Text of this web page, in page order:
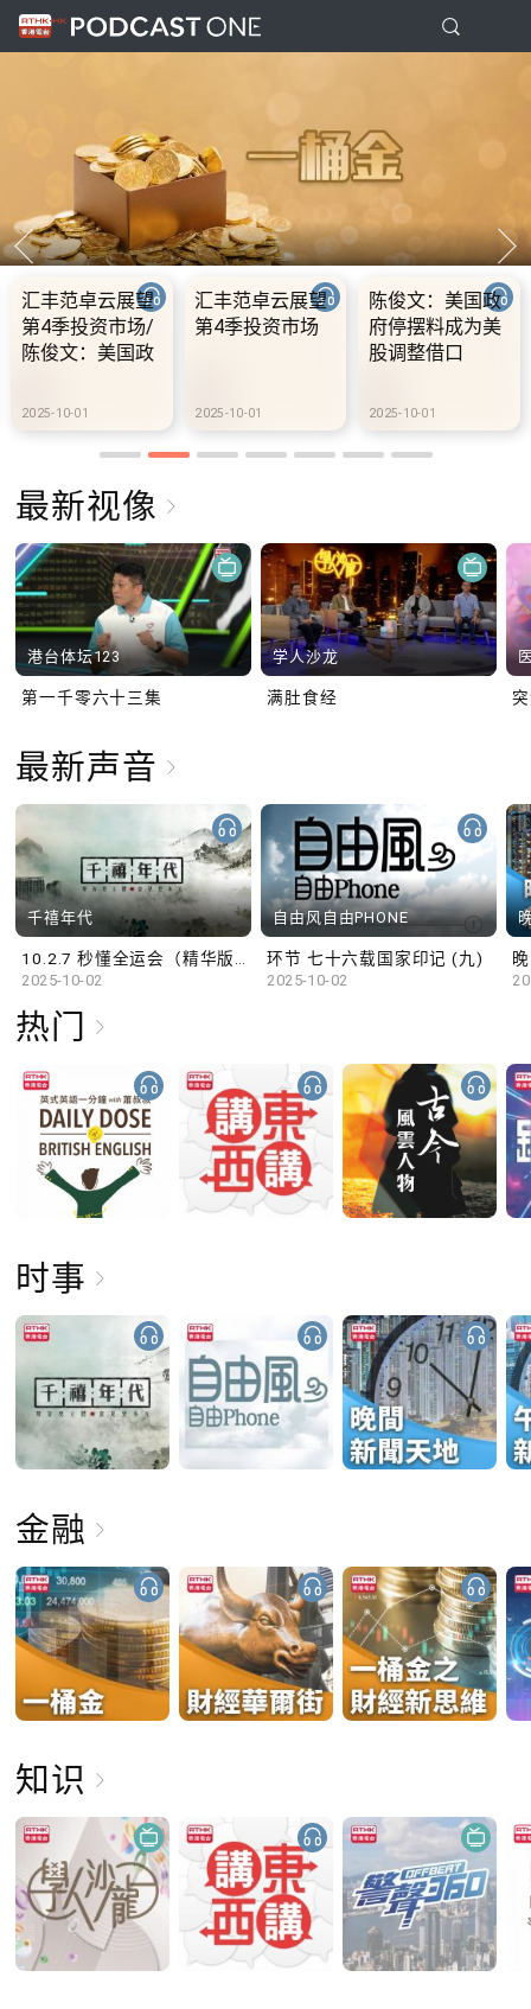
汇丰范卓云展望
第4季投资市场/
陈俊文：美国政
股调整借口
2025-10-01
汇丰范卓云展望
第4季投资市场
2025-10-01
陈俊文：美国政
府停摆料成为美
股调整借口
2025-10-01
最新视像
港台体坛123
第一千零六十三集
学人沙龙
满肚食经
最新声音
千禧年代
2025-10-02
自由风自由PHONE
环节 七十六载国家印记 (九)
2025-10-02
热门
时事
金融
知识